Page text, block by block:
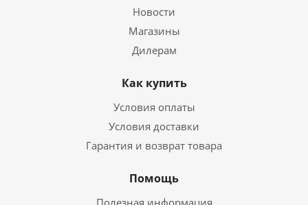
Новости
Магазины
Дилерам
Как купить
Условия оплаты
Условия доставки
Гарантия и возврат товара
Помощь
Полезная информация